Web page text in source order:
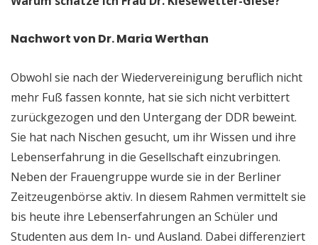
Nachwort von Dr. Maria Werthan
Obwohl sie nach der Wiedervereinigung beruflich nicht
mehr Fuß fassen konnte, hat sie sich nicht verbittert
zurückgezogen und den Untergang der DDR beweint.
Sie hat nach Nischen gesucht, um ihr Wissen und ihre
Lebenserfahrung in die Gesellschaft einzubringen.
Neben der Frauengruppe wurde sie in der Berliner
Zeitzeugenbörse aktiv. In diesem Rahmen vermittelt sie
bis heute ihre Lebenserfahrungen an Schüler und
Studenten aus dem In- und Ausland. Dabei differenziert